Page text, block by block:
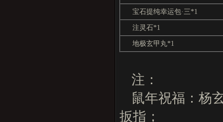
宝石提纯幸运包·三*1
注灵石*1
地极玄甲丸*1
注：
鼠年祝福：杨
扳指；